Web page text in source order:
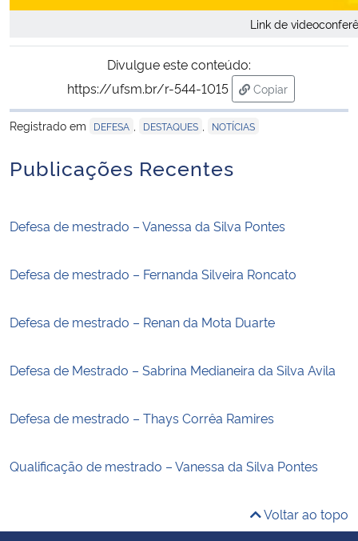
Link de
Divulgue este conteúdo:
https://ufsm.br/r-544-1015
Copiar
para área de
Registrado em
DEFESA DESTAQUES NOTÍCIAS
Publicações Recentes
Defesa de mestrado – Vanessa da Silva Pontes
Defesa de mestrado – Fernanda Silveira Roncato
Defesa de mestrado – Renan da Mota Duarte
Defesa de Mestrado – Sabrina Medianeira da Silva Avila
Defesa de mestrado – Thays Corrêa Ramires
Qualificação de mestrado – Vanessa da Silva Pontes
Voltar ao topo